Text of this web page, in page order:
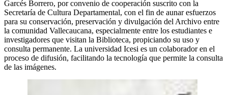
Garcés Borrero, por convenio de cooperación suscrito con la
Secretaría de Cultura Departamental, con el fin de aunar esfuerzos
para su conservación, preservación y divulgación del Archivo entre
la comunidad Vallecaucana, especialmente entre los estudiantes e
investigadores que visitan la Biblioteca, propiciando su uso y
consulta permanente. La universidad Icesi es un colaborador en el
proceso de difusión, facilitando la tecnología que permite la consulta
de las imágenes.